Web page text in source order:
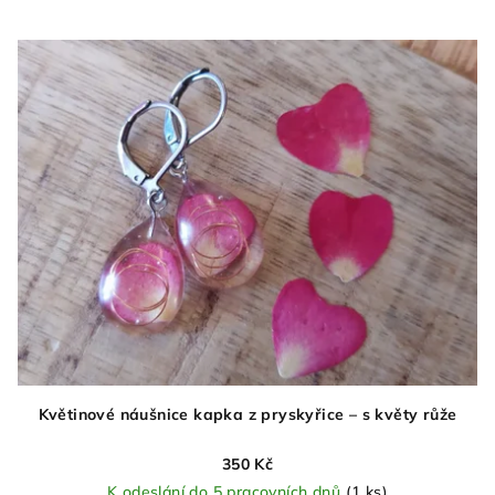
Květinové náušnice kapka z pryskyřice – s květy růže
350 Kč